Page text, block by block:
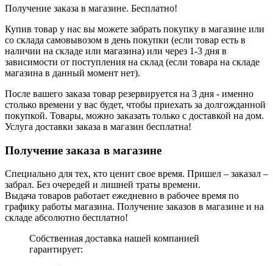
Получение заказа в магазине. Бесплатно!
Купив товар у нас вы можете забрать покупку в магазине или
со склада самовывозом в день покупки (если товар есть в
наличии на складе или магазина) или через 1-3 дня в
зависимости от поступления на склад (если товара на складе
магазина в данный момент нет).
После вашего заказа товар резервируется на 3 дня - именно
столько времени у вас будет, чтобы приехать за долгожданной
покупкой. Товары, можно заказать только с доставкой на дом.
Услуга доставки заказа в магазин бесплатна!
Получение заказа в магазине
Специально для тех, кто ценит свое время. Пришел – заказал –
забрал. Без очередей и лишней траты времени.
Выдача товаров работает ежедневно в рабочее время по
графику работы магазина. Получение заказов в магазине и на
складе абсолютно бесплатно!
Собственная доставка нашей компанией
гарантирует: